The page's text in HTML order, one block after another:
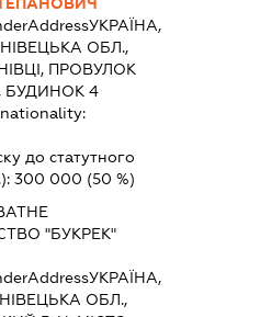
УКРАЇНА,
ОБЛ.,
ПРОВУЛОК
БУДИНОК 4
до статутного
300 000 (50 %)
"БУКРЕК"
УКРАЇНА,
ОБЛ.,